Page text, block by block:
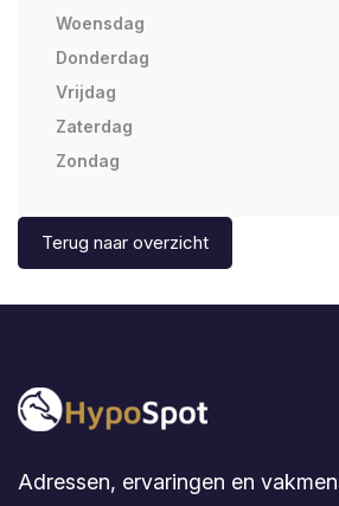
Woensdag
Donderdag
Vrijdag
Zaterdag
Zondag
Terug naar overzicht
Adressen, ervaringen en